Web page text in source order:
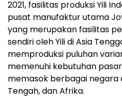
2021, fasilitas produksi Yili
pusat manufaktur utama
yang merupakan fasilitas
sendiri oleh Yili di Asia
memproduksi puluhan
memenuhi kebutuhan
memasok berbagai negara
Tengah, dan Afrika.